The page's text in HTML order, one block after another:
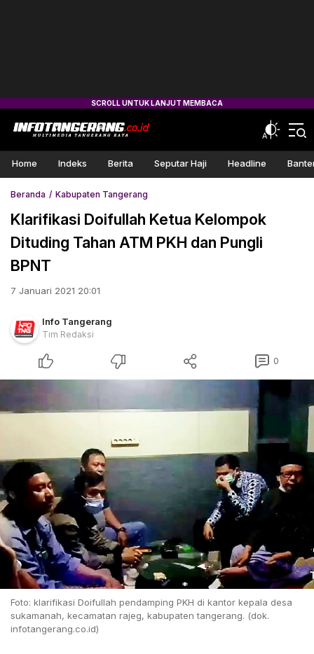
Home Indeks Berita Seputar Haji Headline
Beranda Kabupaten Tangerang
Klarifikasi Doifullah Ketua Kelompok
Dituding Tahan ATM PKH dan Pungli
BPNT
7 Januari 2021 20:01
Info Tangerang
Tim Redaksi
0
Foto: klarifikasi Doifullah pendamping PKH di kantor kepala desa
sukamanah, kecamatan rajeg, kabupaten tangerang. (dok.
infotangerang.co.id)